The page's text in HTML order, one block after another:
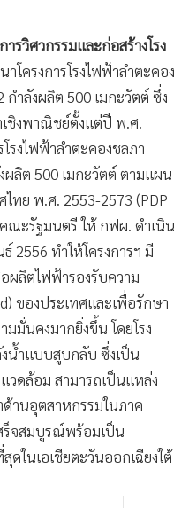
รวิศวกรรมและก่อสร้างโรง
โครงการโรงไฟฟ้าลำตะคอง
ำลังผลิต 500 เมกะวัตต์ ซึ่ง
เชิงพาณิชย์ตั้งแต่ปี พ.ศ.
รงไฟฟ้าลำตะคองชลภา
ผลิต 500 เมกะวัตต์ ตามแผน
ทย พ.ศ. 2553-2573 (PDP
ณะรัฐมนตรี ให้ กฟผ. ดำเนิน
2556 ทำให้โครงการฯ มี
ผลิตไฟฟ้ารองรับความ
ของประเทศและเพื่อรักษา
มั่นคงมากยิ่งขึ้น โดยโรง
น้ำแบบสูบกลับ ซึ่งเป็น
วดล้อม สามารถเป็นแหล่ง
านอุตสาหกรรมในภาค
ร็จสมบูรณ์พร้อมเป็น
ในเอเชียตะวันออกเฉียงใต้